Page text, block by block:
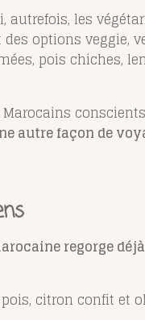
les
options veggie,
pois chiches,
autre façon de
regorge
citron confit et